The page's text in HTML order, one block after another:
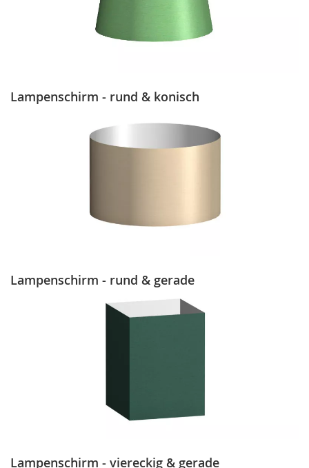
Lampenschirm - rund & konisch
Lampenschirm - rund & gerade
Lampenschirm - viereckig & gerade